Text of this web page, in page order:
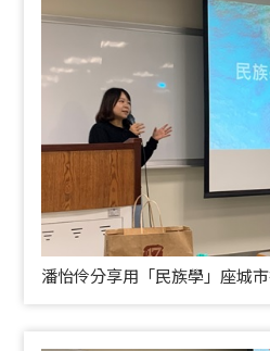
潘怡伶分享用「民族學」座城